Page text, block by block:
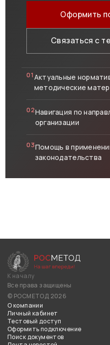
Оформить
Связаться с
01Актуальные
методические
02Навигация по
организации
03Помощь в
законодательства
К началу
Все права защищены
© РОСМЕТОД 2026
О компании
Личный кабинет
Тестовый доступ
Оформить подключение
Поиск документов